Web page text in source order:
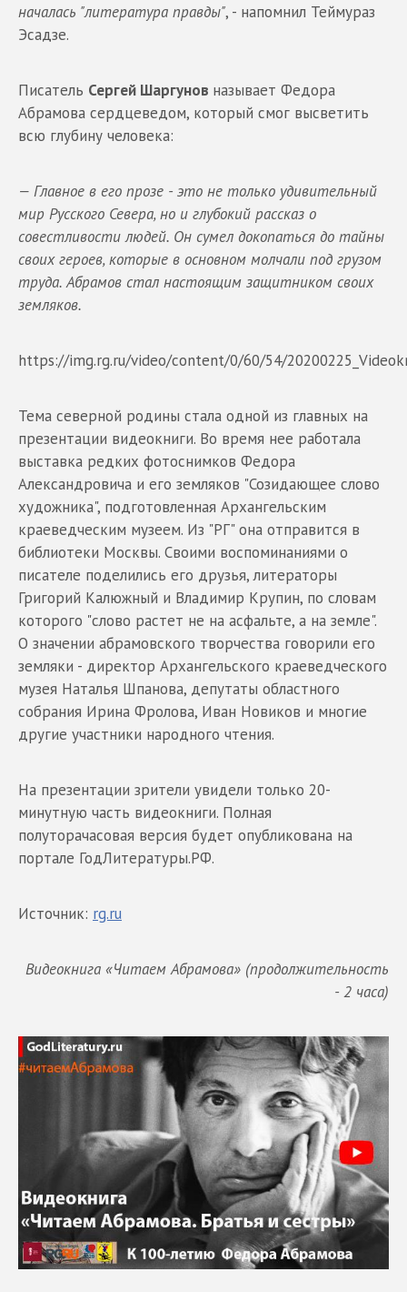
началась "литература правды", - напомнил Теймураз
Эсадзе.
Писатель Сергей Шаргунов называет Федора
Абрамова сердцеведом, который смог высветить
всю глубину человека:
— Главное в его прозе - это не только удивительный
мир Русского Севера, но и глубокий рассказ о
совестливости людей. Он сумел докопаться до тайны
своих героев, которые в основном молчали под грузом
труда. Абрамов стал настоящим защитником своих
земляков.
https://img.rg.ru/video/content/0/60/54/
Тема северной родины стала одной из главных на
презентации видеокниги. Во время нее работала
выставка редких фотоснимков Федора
Александровича и его земляков "Созидающее слово
художника", подготовленная Архангельским
краеведческим музеем. Из "РГ" она отправится в
библиотеки Москвы. Своими воспоминаниями о
писателе поделились его друзья, литераторы
Григорий Калюжный и Владимир Крупин, по словам
которого "слово растет не на асфальте, а на земле".
О значении абрамовского творчества говорили его
земляки - директор Архангельского краеведческого
музея Наталья Шпанова, депутаты областного
собрания Ирина Фролова, Иван Новиков и многие
другие участники народного чтения.
На презентации зрители увидели только 20-
минутную часть видеокниги. Полная
полуторачасовая версия будет опубликована на
портале ГодЛитературы.РФ.
Источник: rg.ru
Видеокнига «Читаем Абрамова» (продолжительность
- 2 часа)